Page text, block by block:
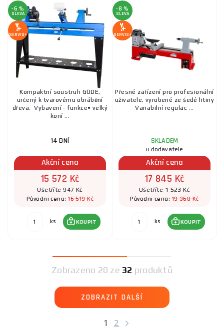
-6 %
SLEVA
SERVIS+
Kompaktní soustruh GÜDE,
určený k tvarovému obrábění
dřeva. Vybavení - funkce• velký
koní ...
14 DNÍ
Akční cena
15 572 Kč
Ušetříte 947 Kč
Původní cena:16 519 Kč
ks KOUPIT
-8 %
SLEVA
SERVIS+
Přesné zařízení pro profesionální
uživatele, vyrobené ze šedé litiny
Variabilní regulac ...
SKLADEM
u dodavatele
Akční cena
17 845 Kč
Ušetříte 1 523 Kč
Původní cena:19 368 Kč
ks KOUPIT
1 2
Zobrazeno 20 ze 32 produktů
ZOBRAZIT DALŠÍ